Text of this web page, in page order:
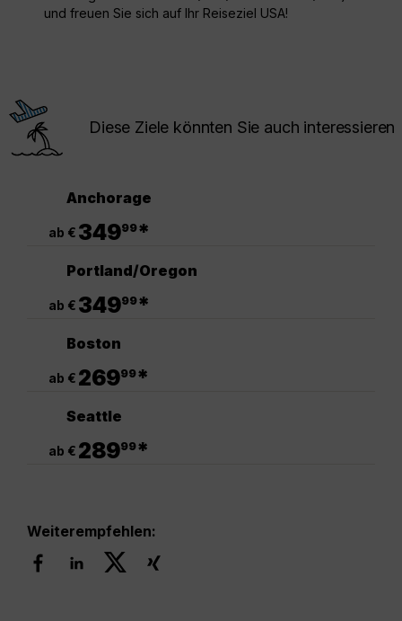
und freuen Sie sich auf Ihr Reiseziel USA!
Diese Ziele könnten Sie auch interessieren
Anchorage
ab € 34999*
Portland/Oregon
ab € 34999*
Boston
ab € 26999*
Seattle
ab € 28999*
Weiterempfehlen: